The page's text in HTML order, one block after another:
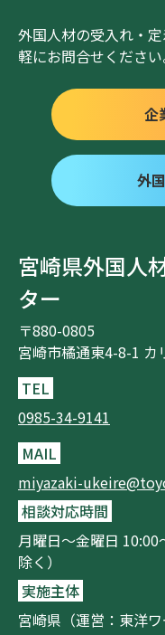
外国人材の受入れ・
軽にお問合せください
企
外
宮崎県外国人
ター
〒880-0805
宮崎市橘通東4-8-1 カ
TEL
0985-34-9141
MAIL
miyazaki-
相談対応時間
月曜日～金曜日
除く）
実施主体
宮崎県（運営：東洋ワ